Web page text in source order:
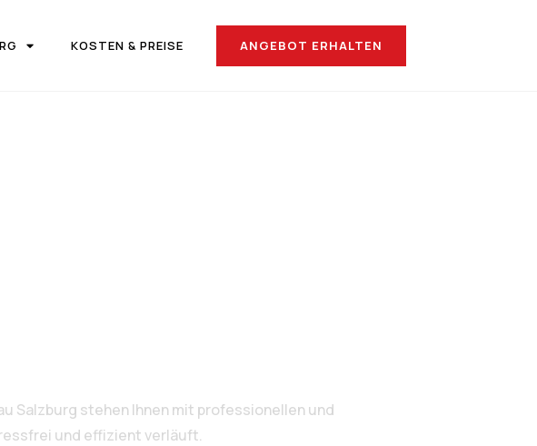
KOSTEN & PREISE ANGEBOT ERHALTEN
Salzburg stehen Ihnen mit professionellen und
und effizient verläuft.